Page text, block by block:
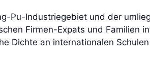
Pu-Industriegebiet und der
Firmen-Expats und Familien
Dichte an internationalen